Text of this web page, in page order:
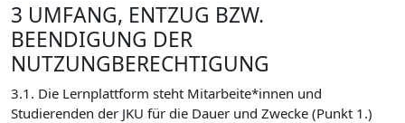
3 UMFANG, ENTZUG BZW.
BEENDIGUNG DER
NUTZUNGBERECHTIGUNG
3.1. Die Lernplattform steht Mitarbeite*innen und
Studierenden der JKU für die Dauer und Zwecke (Punkt 1.)